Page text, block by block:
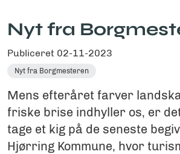
Nyt fra
Publiceret 02-11-2023
Nyt fra Borgmesteren
Mens efteråret farver
friske brise indhyller os, er
tage et kig på de seneste
Hjørring Kommune, hvor